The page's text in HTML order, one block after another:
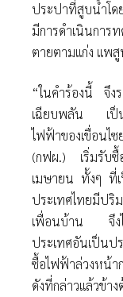
ประปาที่สูบน้ำโด
มีการดำเนินการ
ตายตามแก่ง แพ
“ในคำร้องนี้ จึง
เฉียบพลัน เป็นผ
ไฟฟ้าของเขื่อน
(กฟผ.) เริ่มรับซื้อ
เมษายน ทั้งๆ ที่
ประเทศไทยมีป
เพื่อนบ้าน จึงไม่
ประเทศอันเป็น
ซื้อไฟฟ้าล่วงหน้
ดังที่กล่าวแล้วข้า